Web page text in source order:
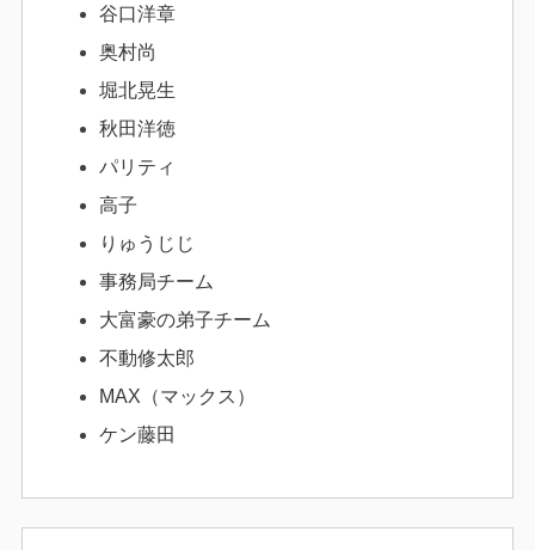
谷口洋章
奥村尚
堀北晃生
秋田洋徳
パリティ
高子
りゅうじじ
事務局チーム
大富豪の弟子チーム
不動修太郎
MAX（マックス）
ケン藤田